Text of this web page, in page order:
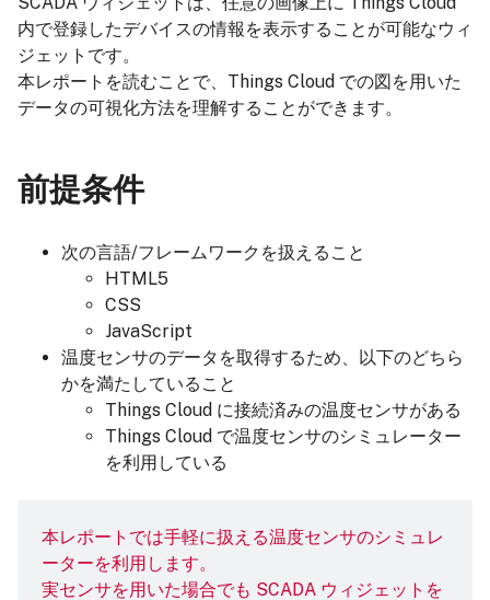
内で登録したデバイスの情報を表示することが可能なウィ
ジェットです。
本レポートを読むことで、Things Cloud での図を用いた
データの可視化方法を理解することができます。
前提条件
次の言語/フレームワークを扱えること
HTML5
CSS
JavaScript
温度センサのデータを取得するため、以下のどちら
かを満たしていること
Things Cloud に接続済みの温度センサがある
Things Cloud で温度センサのシミュレーター
を利用している
本レポートでは手軽に扱える温度センサのシミュレ
ーターを利用します。
実センサを用いた場合でも SCADA ウィジェットを